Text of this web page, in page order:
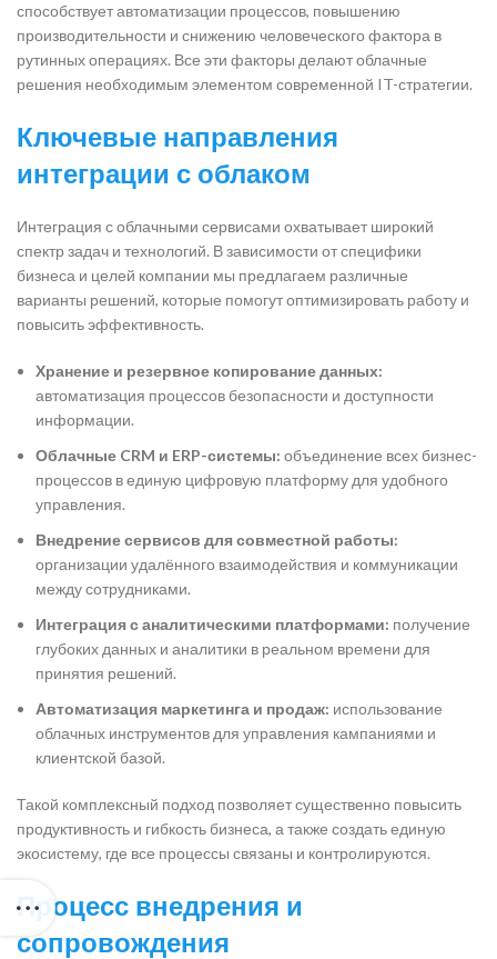
способствует автоматизации процессов, повышению
производительности и снижению человеческого фактора в
рутинных операциях. Все эти факторы делают облачные
решения необходимым элементом современной IT-стратегии.
Ключевые направления
интеграции с облаком
Интеграция с облачными сервисами охватывает широкий
спектр задач и технологий. В зависимости от специфики
бизнеса и целей компании мы предлагаем различные
варианты решений, которые помогут оптимизировать работу и
повысить эффективность.
Хранение и резервное копирование данных:
автоматизация процессов безопасности и доступности
информации.
Облачные CRM и ERP-системы: объединение всех бизнес-
процессов в единую цифровую платформу для удобного
управления.
Внедрение сервисов для совместной работы:
организации удалённого взаимодействия и коммуникации
между сотрудниками.
Интеграция с аналитическими платформами: получение
глубоких данных и аналитики в реальном времени для
принятия решений.
Автоматизация маркетинга и продаж: использование
облачных инструментов для управления кампаниями и
клиентской базой.
Такой комплексный подход позволяет существенно повысить
продуктивность и гибкость бизнеса, а также создать единую
экосистему, где все процессы связаны и контролируются.
Процесс внедрения и
сопровождения